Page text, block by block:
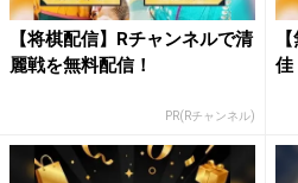
【将棋配信】Rチャンネルで清
麗戦を無料配信！
PR(Rチャンネル)
佳